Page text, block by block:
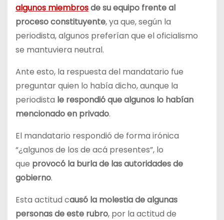
algunos miembrosde su equipo frente al
proceso constituyente, ya que, según la
periodista, algunos preferían que el oficialismo
se mantuviera neutral.
Ante esto, la respuesta del mandatario fue
preguntar quien lo había dicho, aunque la
periodista le respondió que algunos lo habían
mencionado en privado.
El mandatario respondió de forma irónica
“¿algunos de los de acá presentes”, lo
que provocó la burla de las autoridades de
gobierno.
Esta actitud causó la molestia de algunas
personas de este rubro, por la actitud de